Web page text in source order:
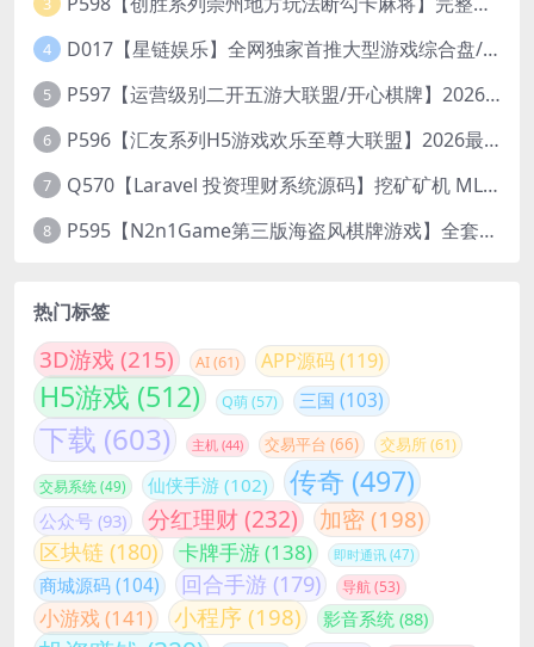
4 D017【星链娱乐】全网独家首推大型游戏综合盘/体育/PG/电竟/电玩大型综合体
5 P597【运营级别二开五游大联盟/开心棋牌】2026最新整理完整服务器组件+双端APP+完美AI机器人+超详细视频教程
6 P596【汇友系列H5游戏欢乐至尊大联盟】2026最新整理Linux系统最新组件+搭建教程
7 Q570【Laravel 投资理财系统源码】挖矿矿机 MLM分销 带后台
8 P595【N2n1Game第三版海盗风棋牌游戏】全套完整源码v8.0.0.1含android、ios、pc源码+布署文档+视频教程
热门标签
3D游戏 (215) AI(61) APP源码(119)
H5游戏 (512) Q萌(57) 三国 (103)
下载 (603) 主机 (44) 交易平台 (66) 交易所(61)
交易系统 (49) 仙侠手游 (102) 传奇 (497)
公众号 (93) 分红理财 (232) 加密 (198)
区块链 (180) 卡牌手游(138) 即时通讯 (47)
商城源码(104) 回合手游 (179) 导航(53)
小游戏 (141) 小程序 (198) 影音系统 (88)